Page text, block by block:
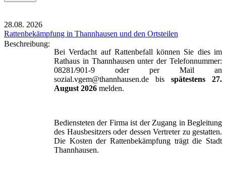
28.08. 2026
Rattenbekämpfung in Thannhausen und den Ortsteilen
Beschreibung:
Bei Verdacht auf Rattenbefall können Sie dies im
Rathaus in Thannhausen unter der Telefonnummer:
08281/901-9 oder per Mail an
sozial.vgem@thannhausen.de bis spätestens 27.
August 2026 melden.
Bediensteten der Firma ist der Zugang in Begleitung
des Hausbesitzers oder dessen Vertreter zu gestatten.
Die Kosten der Rattenbekämpfung trägt die Stadt
Thannhausen.